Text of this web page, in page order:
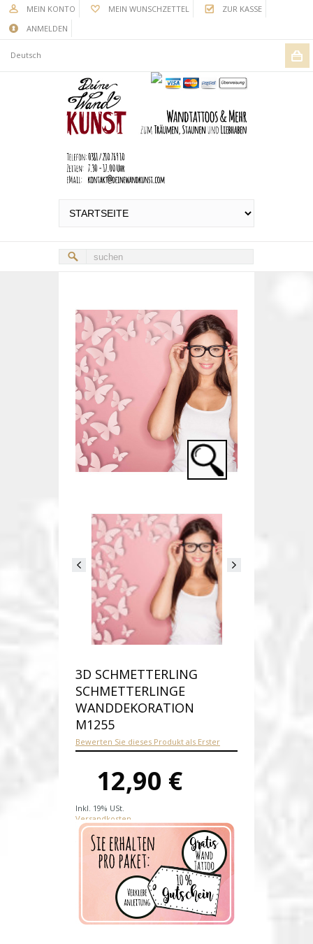
MEIN KONTO MEIN WUNSCHZETTEL
ZUR KASSE
ANMELDEN
Deutsch
3D SCHMETTERLING
SCHMETTERLINGE
WANDDEKORATION
M1255
Bewerten Sie dieses Produkt als Erster
12,90 €
Inkl. 19% USt.
Versandkosten
Produktnummer:
Verfügbarkeit: Auf Lager
Lieferzeit: 1-2 Werktage nach
Zahlungseingang